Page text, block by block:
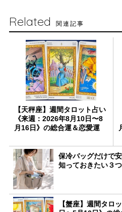
Related 関連記事
【天秤座】週間タロット占い
《来週：2026年8月10日〜8
月16日》の総合運＆恋愛運
保冷バッグだけで
知っておきたい３
【蟹座】週間タロ